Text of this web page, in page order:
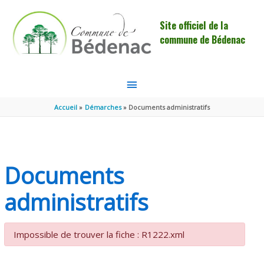
Site officiel de la
commune de Bédenac
MENU
PRINCIPAL
Accueil Démarches Documents administratifs
Documents
administratifs
Impossible de trouver la fiche : R1222.xml